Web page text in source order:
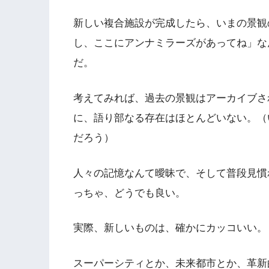
新しい複合施設が完成したら、いまの景
し、ここにアンナミラーズがあってね」
だ。
考えてみれば、過去の景観はアーカイブ
に、語り部なる存在はほとんどいない。
だろう）
人々の記憶なんて曖昧で、そして普段見
っちゃ、どうでも良い。
実際、新しいものは、確かにカッコいい。
スーパーシティとか、未来都市とか、革